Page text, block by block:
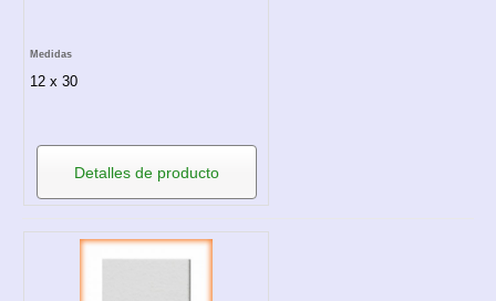
Medidas
12 x 30
Detalles de producto